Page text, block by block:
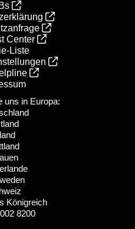
Center
Liste
uns in Europa:
Königreich
8200